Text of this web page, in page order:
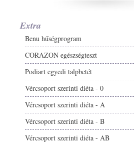
Extra
Benu hűségprogram
CORAZON egészségteszt
Podiart egyedi talpbetét
Vércsoport szerinti diéta - 0
Vércsoport szerinti diéta - A
Vércsoport szerinti diéta - B
Vércsoport szerinti diéta - AB